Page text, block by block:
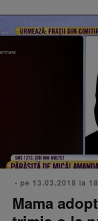
• pe 13.03.2018 la
Mama